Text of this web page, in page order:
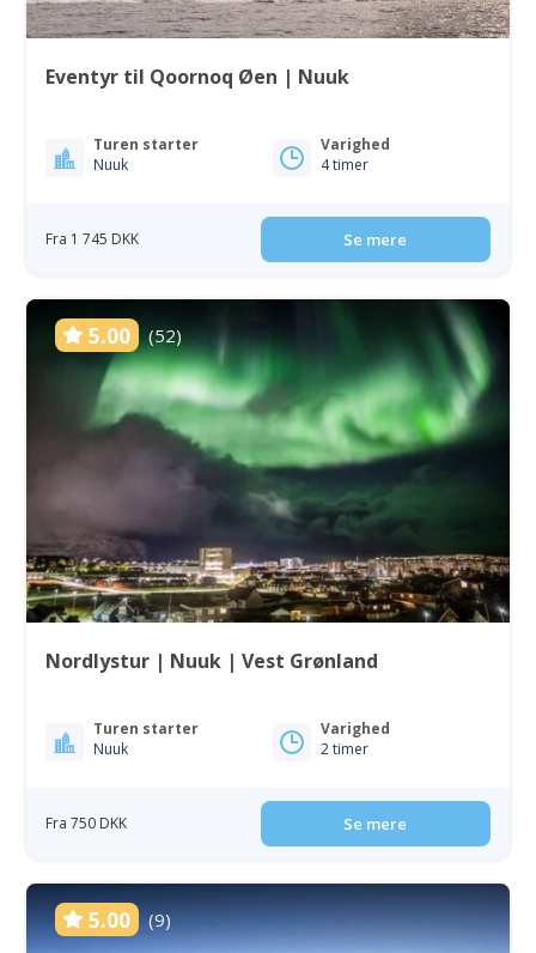
Eventyr til Qoornoq Øen | Nuuk
Turen starter
Nuuk
Varighed
4 timer
Fra 1 745 DKK Se mere
5.00 (52)
Nordlystur | Nuuk | Vest Grønland
Turen starter
Nuuk
Varighed
2 timer
Fra 750 DKK Se mere
5.00 (9)